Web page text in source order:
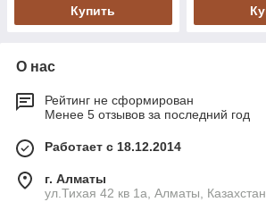
Купить
О нас
Рейтинг не сформирован
Менее 5 отзывов за последний год
Работает с 18.12.2014
г. Алматы
ул.Тихая 42 кв 1a, Алматы, Казахстан